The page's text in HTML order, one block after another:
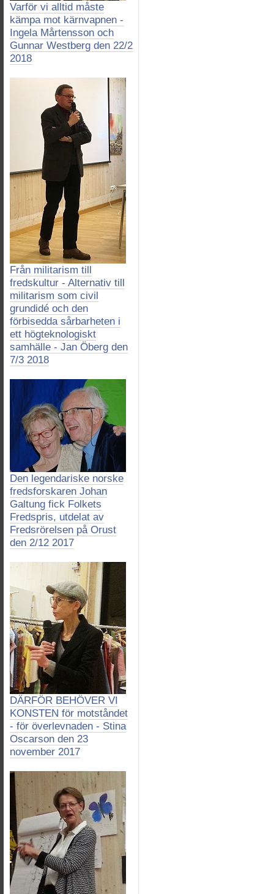
Varför vi alltid måste
kämpa mot kärnvapnen -
Ingela Mårtensson och
Gunnar Westberg den 22/2
2018
Från militarism till
fredskultur - Alternativ till
militarism som civil
grundidé och den
förbisedda sårbarheten i
ett högteknologiskt
samhälle - Jan Öberg den
7/3 2018
Den legendariske norske
fredsforskaren Johan
Galtung fick Folkets
Fredspris, utdelat av
Fredsrörelsen på Orust
den 2/12 2017
DÄRFÖR BEHÖVER VI
KONSTEN för motståndet
- för överlevnaden - Stina
Oscarson den 23
november 2017